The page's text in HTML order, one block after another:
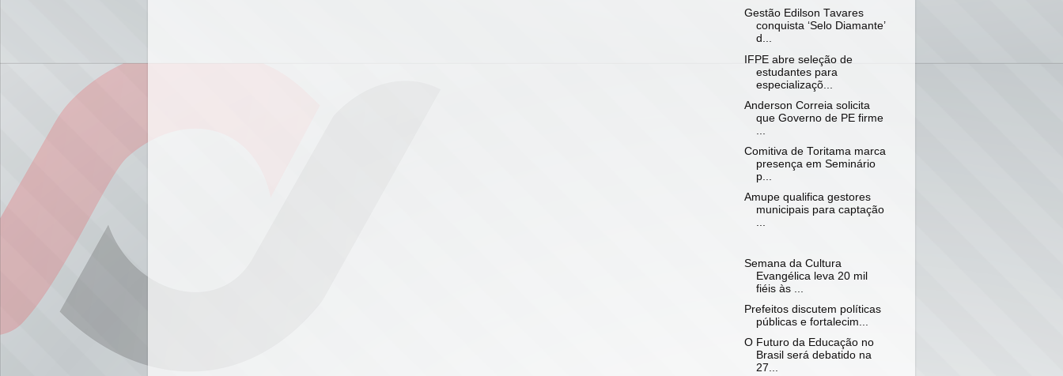
Gestão Edilson Tavares
conquista ‘Selo Diamante’
d...
IFPE abre seleção de
estudantes para
especializaçõ...
Anderson Correia solicita
que Governo de PE firme
Comitiva de Toritama marca
presença em Seminário
p...
Amupe qualifica gestores
municipais para captação
Semana da Cultura
Evangélica leva 20 mil
fiéis às ...
Prefeitos discutem políticas
públicas e fortalecim...
O Futuro da Educação no
Brasil será debatido na
27...